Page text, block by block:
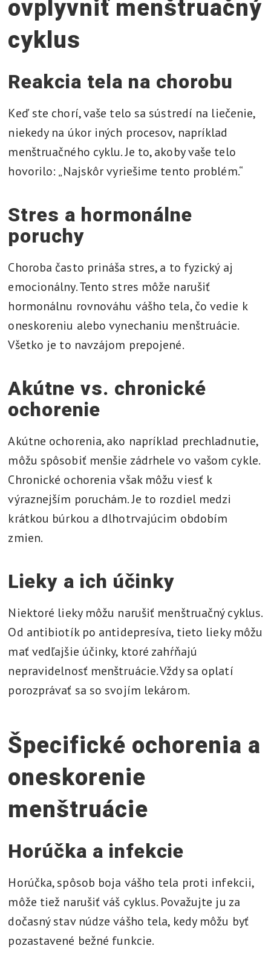
ovplyvniť menštruačný
cyklus
Reakcia tela na chorobu
Keď ste chorí, vaše telo sa sústredí na liečenie,
niekedy na úkor iných procesov, napríklad
menštruačného cyklu. Je to, akoby vaše telo
hovorilo: „Najskôr vyriešime tento problém.“
Stres a hormonálne
poruchy
Choroba často prináša stres, a to fyzický aj
emocionálny. Tento stres môže narušiť
hormonálnu rovnováhu vášho tela, čo vedie k
oneskoreniu alebo vynechaniu menštruácie.
Všetko je to navzájom prepojené.
Akútne vs. chronické
ochorenie
Akútne ochorenia, ako napríklad prechladnutie,
môžu spôsobiť menšie zádrhele vo vašom cykle.
Chronické ochorenia však môžu viesť k
výraznejším poruchám. Je to rozdiel medzi
krátkou búrkou a dlhotrvajúcim obdobím
zmien.
Lieky a ich účinky
Niektoré lieky môžu narušiť menštruačný cyklus.
Od antibiotík po antidepresíva, tieto lieky môžu
mať vedľajšie účinky, ktoré zahŕňajú
nepravidelnosť menštruácie. Vždy sa oplatí
porozprávať sa so svojím lekárom.
Špecifické ochorenia a
oneskorenie
menštruácie
Horúčka a infekcie
Horúčka, spôsob boja vášho tela proti infekcii,
môže tiež narušiť váš cyklus. Považujte ju za
dočasný stav núdze vášho tela, kedy môžu byť
pozastavené bežné funkcie.